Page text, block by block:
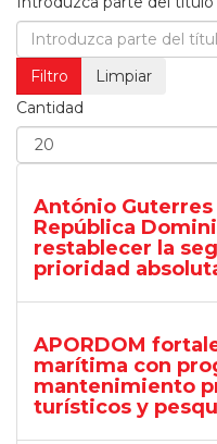
Filtro
Limpiar
Cantidad
António
República
restablecer la
prioridad
APORDOM
marítima con
mantenimiento
turísticos y